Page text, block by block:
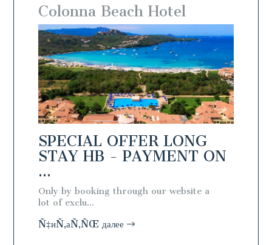
Colonna Beach Hotel
SPECIAL OFFER LONG
STAY HB - PAYMENT ON
...
Only by booking through our website a
lot of exclu...
Ñ‡иÑ‚аÑ‚ÑŒ далее